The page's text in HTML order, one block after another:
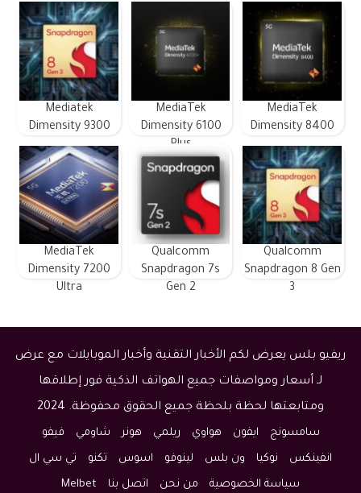
MediaTek
Dimensity 8400
MediaTek
Dimensity 6100
Plus
Mediatek
Dimensity 9300
Qualcomm
Snapdragon 8 Gen
3
Qualcomm
Snapdragon 7s
Gen 2
MediaTek
Dimensity 7200
Ultra
ريفيو بلس يعرض لكم الأخبار التقنية وأخبار الموبايلات مع عرض
لـ أسعار ومواصفات جميع الهواتف الذكية فور إطلاقها
ومتابعتها لحظة بلحظة جميع الحقوق محفوظة. 2024
سامسونج ايفون هواوي ريلمي هونر شاومي فيفو
انفينكس نوكيا ون بلس لينوفو اسوس تكنو تي سي ال
سياسة الخصوصية من نحن اتصل بنا Melbet